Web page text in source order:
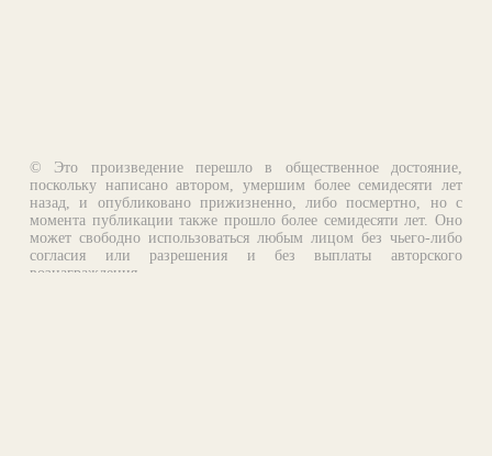
© Это произведение перешло в общественное достояние,
поскольку написано автором, умершим более семидесяти лет
назад, и опубликовано прижизненно, либо посмертно, но с
момента публикации также прошло более семидесяти лет. Оно
может свободно использоваться любым лицом без чьего-либо
согласия или разрешения и без выплаты авторского
вознаграждения.